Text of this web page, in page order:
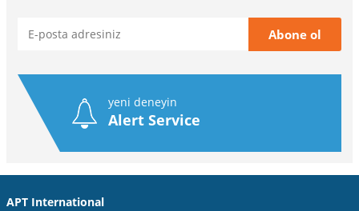
yeni deneyin
Alert Service
APT International